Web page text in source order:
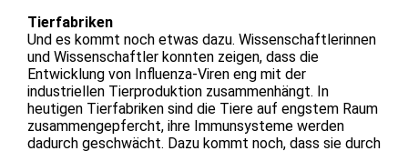
Tierfabriken
Und es kommt noch etwas dazu. Wissenschaftlerinnen
und Wissenschaftler konnten zeigen, dass die
Entwicklung von Influenza-Viren eng mit der
industriellen Tierproduktion zusammenhängt. In
heutigen Tierfabriken sind die Tiere auf engstem Raum
zusammengepfercht, ihre Immunsysteme werden
dadurch geschwächt. Dazu kommt noch, dass sie durch